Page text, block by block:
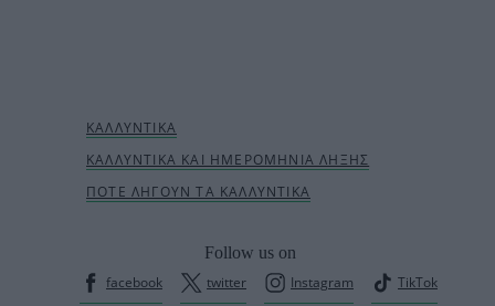
Follow us on
facebook
twitter Instagram TikTok